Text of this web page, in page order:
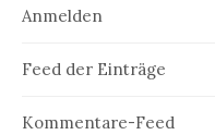
Anmelden
Feed der Einträge
Kommentare-Feed